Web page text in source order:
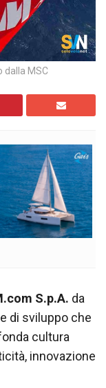
dalla MSC
S.p.A. da
di sviluppo che
cultura
innovazione